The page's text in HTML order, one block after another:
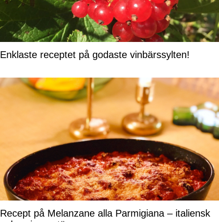
Enklaste receptet på godaste vinbärssylten!
Recept på Melanzane alla Parmigiana – italiensk